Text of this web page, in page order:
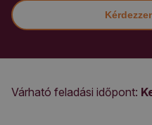
Várható feladási időpont: